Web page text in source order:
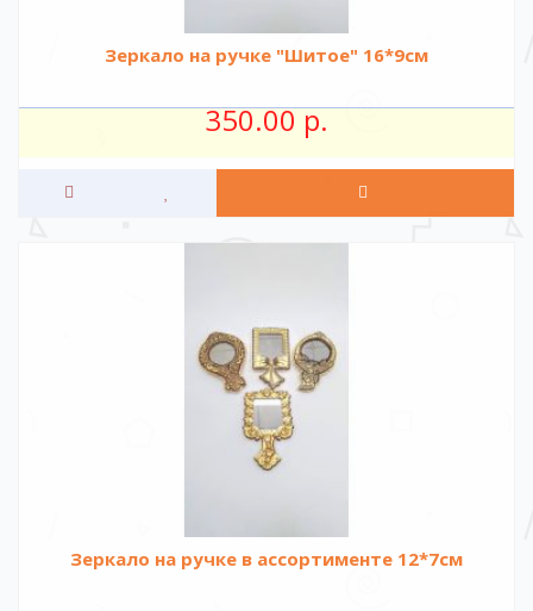
Зеркало на ручке "Шитое" 16*9см
350.00 р.
Зеркало на ручке в ассортименте 12*7см